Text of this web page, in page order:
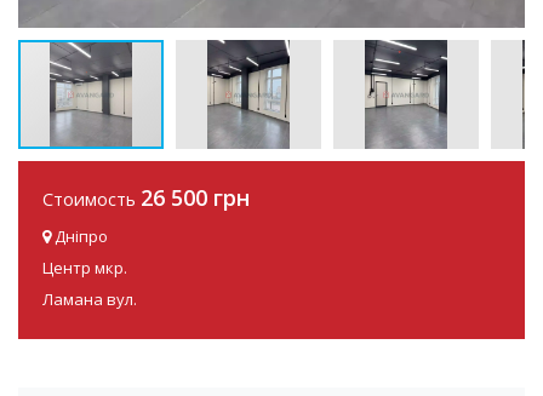
Стоимость 26 500 грн
Дніпро
Центр мкр.
Ламана вул.